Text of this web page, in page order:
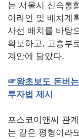
는 서울시 신속통
이라인 및 배치계
사선 배치를 바탕
확보하고, 고층부
계안에 담았다.
☞왕초보도 돈버는
투자법 제시
포스코이앤씨 관
는 같은 평형이라